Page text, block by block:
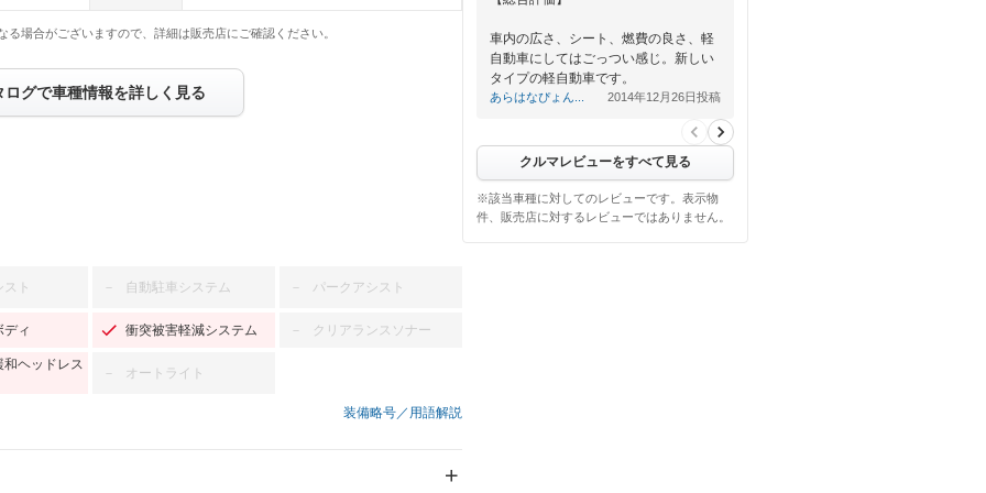
場合がございますので、詳細は販売店にご確認ください。
ログで車種情報を詳しく見る
ト － 自動駐車システム － パークアシスト
ディ 衝突被害軽減システム － クリアランスソナー
和ヘッドレス
－ オートライト
装備略号／用語解説
車内の広さ、シート、燃費の良さ、軽
自動車にしてはごっつい感じ。新しい
タイプの軽自動車です。
あらはなぴょん... 2014年12月26日投稿
クルマレビューをすべて見る
※該当車種に対してのレビューです。表示物
件、販売店に対するレビューではありません。